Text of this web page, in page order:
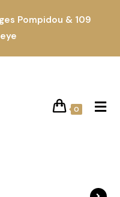
Pompidou & 109
0